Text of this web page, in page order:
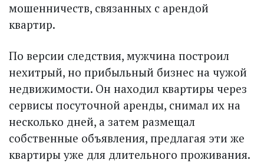
мошенничеств, связанных с арендой
квартир.
По версии следствия, мужчина построил
нехитрый, но прибыльный бизнес на чужой
недвижимости. Он находил квартиры через
сервисы посуточной аренды, снимал их на
несколько дней, а затем размещал
собственные объявления, предлагая эти же
квартиры уже для длительного проживания.